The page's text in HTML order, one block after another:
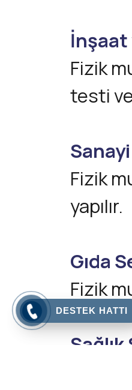
İnşaat
Fizik
testi
Fizik
yapılır.
Gıda
Fizik
DESTEK HATTI